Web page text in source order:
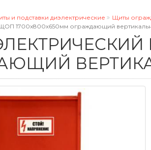
и подставки диэлектрические
Щиты
1700х800х650мм ограждающий